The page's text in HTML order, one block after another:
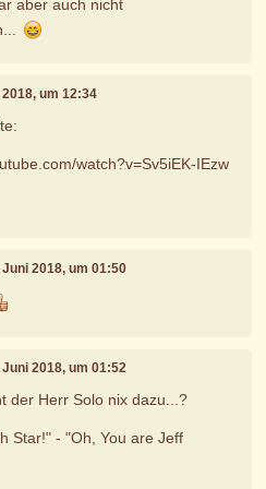
aber auch nicht
um 12:34
watch?v=Sv5iEK-IEzw
Juni 2018, um 01:50
Juni 2018, um 01:52
der Herr Solo nix dazu...?
Star!" - "Oh, You are Jeff